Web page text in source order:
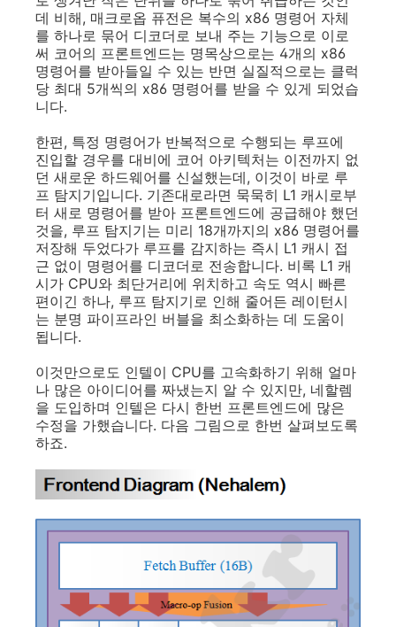
데 비해, 매크로옵 퓨전은 복수의 x86 명령어 자체
를 하나로 묶어 디코더로 보내 주는 기능으로 이로
써 코어의 프론트엔드는 명목상으로는 4개의 x86
명령어를 받아들일 수 있는 반면 실질적으로는 클럭
당 최대 5개씩의 x86 명령어를 받을 수 있게 되었습
니다.
한편, 특정 명령어가 반복적으로 수행되는 루프에
진입할 경우를 대비에 코어 아키텍처는 이전까지 없
던 새로운 하드웨어를 신설했는데, 이것이 바로 루
프 탐지기입니다. 기존대로라면 묵묵히 L1 캐시로부
터 새로 명령어를 받아 프론트엔드에 공급해야 했던
것을, 루프 탐지기는 미리 18개까지의 x86 명령어를
저장해 두었다가 루프를 감지하는 즉시 L1 캐시 접
근 없이 명령어를 디코더로 전송합니다. 비록 L1 캐
시가 CPU와 최단거리에 위치하고 속도 역시 빠른
편이긴 하나, 루프 탐지기로 인해 줄어든 레이턴시
는 분명 파이프라인 버블을 최소화하는 데 도움이
됩니다.
이것만으로도 인텔이 CPU를 고속화하기 위해 얼마
나 많은 아이디어를 짜냈는지 알 수 있지만, 네할렘
을 도입하며 인텔은 다시 한번 프론트엔드에 많은
수정을 가했습니다. 다음 그림으로 한번 살펴보도록
하죠.